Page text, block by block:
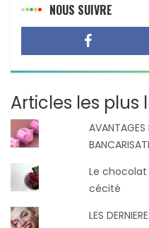
NOUS SUIVRE
Articles les plus
AVANTAGES
Le
cécité
LES